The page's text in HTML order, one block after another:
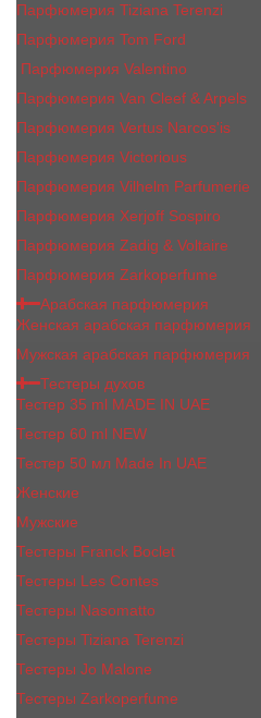
Парфюмерия Tiziana Terenzi
Парфюмерия Tom Ford
Парфюмерия Valentino
Парфюмерия Van Cleef & Arpels
Парфюмерия Vertus Narcos'is
Парфюмерия Victorious
Парфюмерия Vilhelm Parfumerie
Парфюмерия Xerjoff Sospiro
Парфюмерия Zadig & Voltaire
Парфюмерия Zarkoperfume
Арабская парфюмерия
Женская арабская парфюмерия
Мужская арабская парфюмерия
Тестеры духов
Тестер 35 ml MADE IN UAE
Тестер 60 ml NEW
Тестер 50 мл Made In UAE
Женские
Мужские
Тестеры Franck Boclet
Тестеры Les Contes
Тестеры Nasomatto
Тестеры Tiziana Terenzi
Тестеры Jо Malоnе
Тестеры Zarkoperfume